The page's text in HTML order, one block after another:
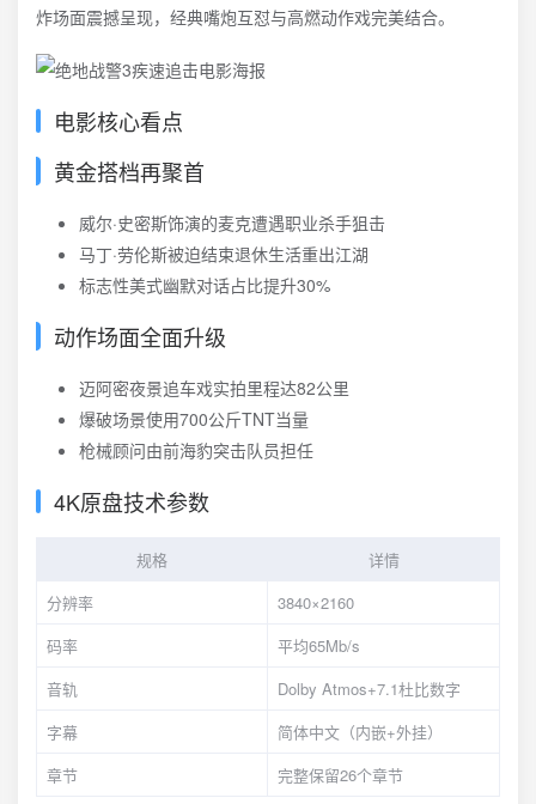
炸场面震撼呈现，经典嘴炮互怼与高燃动作戏完美结合。
电影核心看点
黄金搭档再聚首
威尔·史密斯饰演的麦克遭遇职业杀手狙击
马丁·劳伦斯被迫结束退休生活重出江湖
标志性美式幽默对话占比提升30%
动作场面全面升级
迈阿密夜景追车戏实拍里程达82公里
爆破场景使用700公斤TNT当量
枪械顾问由前海豹突击队员担任
4K原盘技术参数
规格
详情
分辨率
3840×2160
码率
平均65Mb/s
音轨
Dolby Atmos+7.1杜比数字
字幕
简体中文（内嵌+外挂）
章节
完整保留26个章节